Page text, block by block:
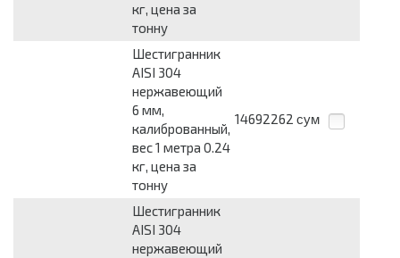
кг, цена за
тонну
Шестигранник
AISI 304
нержавеющий
6 мм,
калиброванный,
вес 1 метра 0.24
кг, цена за
тонну
14692262 сум
Шестигранник
AISI 304
нержавеющий